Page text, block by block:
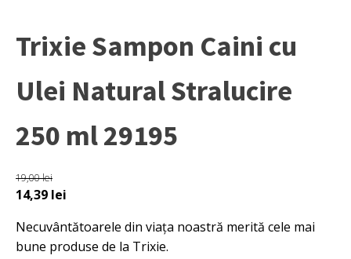
Trixie Sampon Caini cu
Ulei Natural Stralucire
250 ml 29195
19,00lei
Prețul
a
fost:
14,39 lei
este:
14,39 lei.
Necuvântătoarele din viața noastră merită cele mai
bune produse de la Trixie.